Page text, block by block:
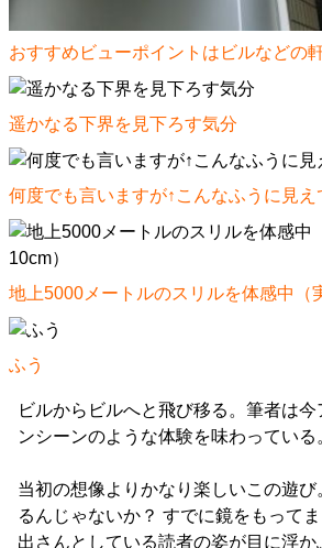
おすすめビューポイントはビルなどの
遥かなる下界を見下ろす気分
何度でも言いますが↑こんなふうに見え
地上5000メートルのスリルを体感中（
ふう
ビルからビルへと飛び移る。筆者は
ンシーンのような体験を味わっている
当初の想像よりかなり楽しいこの遊
るんじゃないか？ すでに鏡をもって
出さんとしている読者の姿が目に浮か